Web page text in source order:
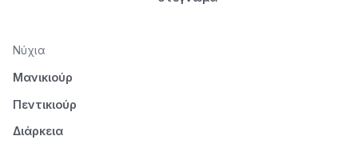
Νύχια
Μανικιούρ
Πεντικιούρ
Διάρκεια